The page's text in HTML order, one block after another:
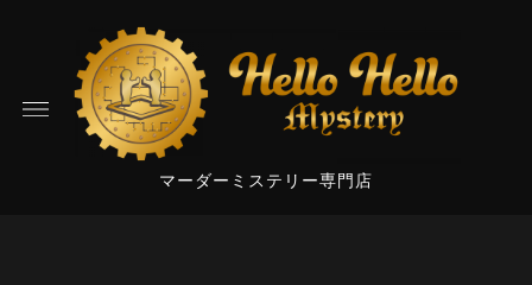
マーダーミステリー専門店